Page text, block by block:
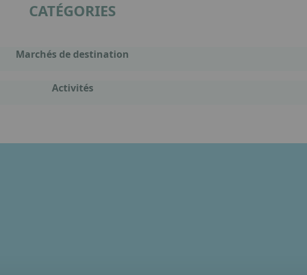
CATÉGORIES
Marchés de destination
Activités